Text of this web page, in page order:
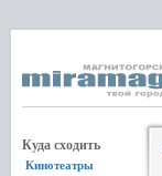
Куда сходить
Кинотеатры